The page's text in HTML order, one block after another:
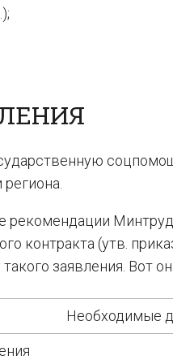
рекомендации
контракта (утв.
заявления. Вот
Необходимые